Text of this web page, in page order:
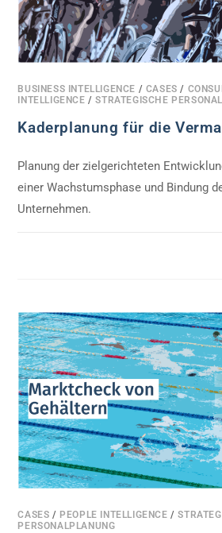
BUSINESS INTELLIGENCE / CASES /
INTELLIGENCE /STRATEGISCHE
Kaderplanung für die
Planung der zielgerichteten
einer Wachstumsphase und Bindung
Unternehmen.
CASES / PEOPLE INTELLIGENCE /
PERSONALPLANUNG